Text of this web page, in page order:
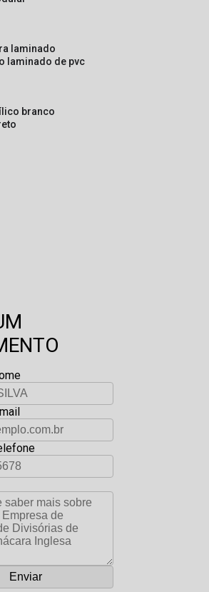
laminado
laminado de pvc
branco